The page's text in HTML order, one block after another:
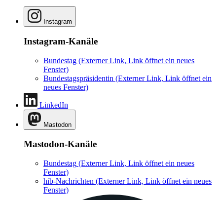
Instagram
Instagram-Kanäle
Bundestag (Externer Link, Link öffnet ein neues
Fenster)
Bundestagspräsidentin (Externer Link, Link öffnet ein
neues Fenster)
LinkedIn
Mastodon
Mastodon-Kanäle
Bundestag (Externer Link, Link öffnet ein neues
Fenster)
hib-Nachrichten (Externer Link, Link öffnet ein neues
Fenster)